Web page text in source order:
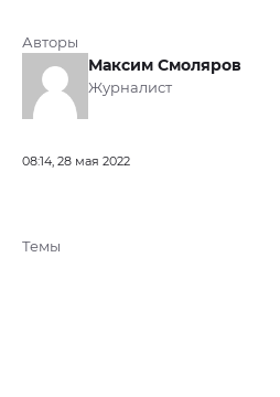
Авторы
Максим Смоляров
Журналист
08:14, 28 мая 2022
Темы